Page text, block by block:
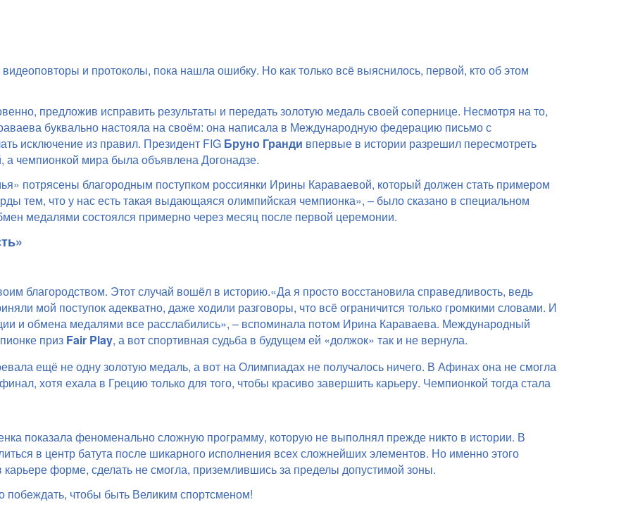
и протоколы, пока нашла ошибку. Но как только всё выяснилось, первой, кто об этом
предложив исправить результаты и передать золотую медаль своей сопернице. Несмотря на то,
буквально настояла на своём: она написала в Международную федерацию письмо с
исключение из правил. Президент FIG Бруно Гранди впервые в истории разрешил пересмотреть
а чемпионкой мира была объявлена Догонадзе.
потрясены благородным поступком россиянки Ирины Караваевой, который должен стать примером
тем, что у нас есть такая выдающаяся олимпийская чемпионка», – было сказано в специальном
медалями состоялся примерно через месяц после первой церемонии.
благородством. Этот случай вошёл в историю.«Да я просто восстановила справедливость, ведь
мой поступок адекватно, даже ходили разговоры, что всё ограничится только громкими словами. И
и обмена медалями все расслабились», – вспоминала потом Ирина Караваева. Международный
приз Fair Play, а вот спортивная судьба в будущем ей «должок» так и не вернула.
ещё не одну золотую медаль, а вот на Олимпиадах не получалось ничего. В Афинах она не смогла
хотя ехала в Грецию только для того, чтобы красиво завершить карьеру. Чемпионкой тогда стала
показала феноменально сложную программу, которую не выполнял прежде никто в истории. В
в центр батута после шикарного исполнения всех сложнейших элементов. Но именно этого
форме, сделать не смогла, приземлившись за пределы допустимой зоны.
побеждать, чтобы быть Великим спортсменом!